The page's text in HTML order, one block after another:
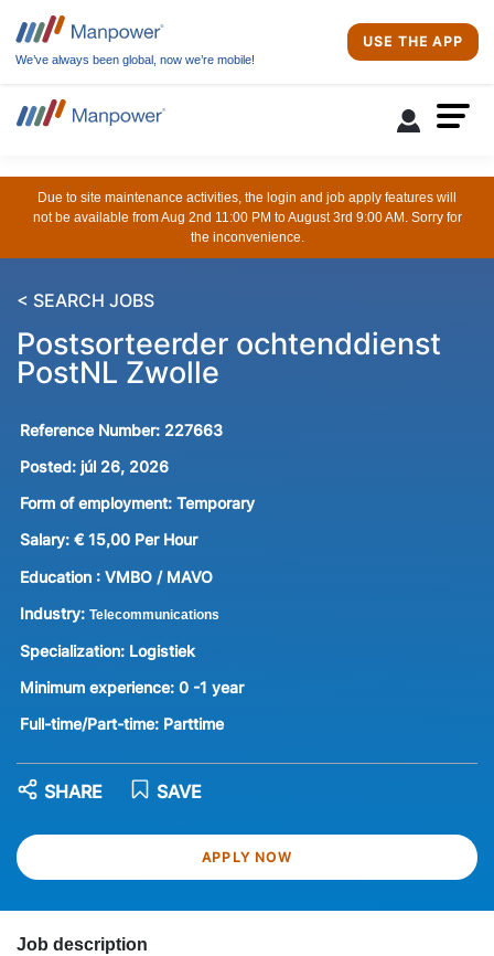
We’ve always been global, now we’re mobile!
USE THE APP
Due to site maintenance activities, the login and job apply features will
not be available from Aug 2nd 11:00 PM to August 3rd 9:00 AM. Sorry for
the inconvenience.
< SEARCH JOBS
Postsorteerder ochtenddienst
PostNL Zwolle
Reference Number: 227663
Posted: júl 26, 2026
Form of employment: Temporary
Salary: € 15,00 Per Hour
Education : VMBO / MAVO
Industry: Telecommunications
Specialization: Logistiek
Minimum experience: 0 -1 year
Full-time/Part-time: Parttime
APPLY NOW
SAVE
SHARE
Job description